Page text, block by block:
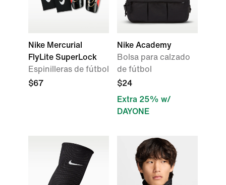
Nike Mercurial
FlyLite SuperLock
Espinilleras de fútbol
$67
Nike Academy
Bolsa para calzado
de fútbol
$24
Extra 25% w/
DAYONE